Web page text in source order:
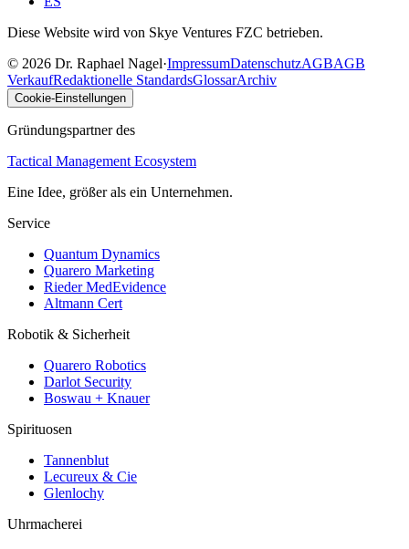
Diese Website wird von Skye Ventures FZC betrieben.
© 2026 Dr. Raphael Nagel·ImpressumDatenschutzAGBAGB
VerkaufRedaktionelle StandardsGlossarArchiv
Cookie-Einstellungen
Gründungspartner des
Tactical Management Ecosystem
Eine Idee, größer als ein Unternehmen.
Service
Quantum Dynamics
Quarero Marketing
Rieder MedEvidence
Altmann Cert
Robotik & Sicherheit
Quarero Robotics
Darlot Security
Boswau + Knauer
Spirituosen
Tannenblut
Lecureux & Cie
Glenlochy
Uhrmacherei